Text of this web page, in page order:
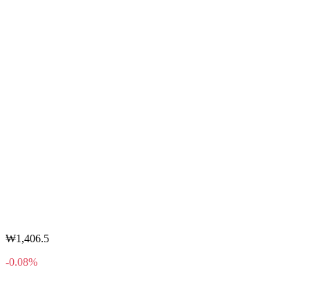
₩1,406.5
-0.08%